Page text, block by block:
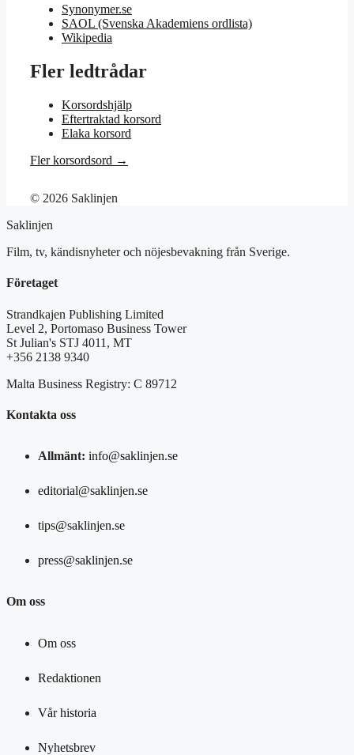
Synonymer.se
SAOL (Svenska Akademiens ordlista)
Wikipedia
Fler ledtrådar
Korsordshjälp
Eftertraktad korsord
Elaka korsord
Fler korsordsord →
© 2026 Saklinjen
Saklinjen
Film, tv, kändisnyheter och nöjesbevakning från Sverige.
Företaget
Strandkajen Publishing Limited
Level 2, Portomaso Business Tower
St Julian's STJ 4011, MT
+356 2138 9340
Malta Business Registry: C 89712
Kontakta oss
Allmänt: info@saklinjen.se
editorial@saklinjen.se
tips@saklinjen.se
press@saklinjen.se
Om oss
Om oss
Redaktionen
Vår historia
Nyhetsbrev